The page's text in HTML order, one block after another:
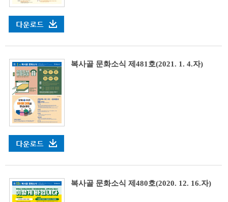
복사골 문화소식 제481호(2021. 1. 4.자)
복사골 문화소식 제480호(2020. 12. 16.자)